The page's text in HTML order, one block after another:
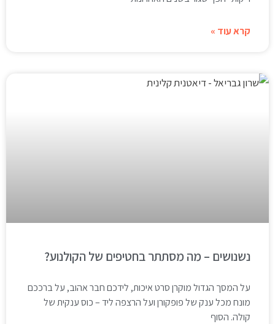
קרא עוד »
נשנושים – מה מסתתר בחטיפים של הקולנוע?
על המסך הגדול מוקרן סרט איכות, לידכם חבר אהוב, על ברככם
מונח מכל ענק של פופקורן ועל הרצפה ליד – כוס ענקית של
קולה. הסוף